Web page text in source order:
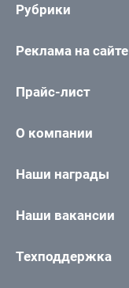
Рубрики
Реклама на сайте
Прайс-лист
О компании
Наши награды
Наши вакансии
Техподдержка